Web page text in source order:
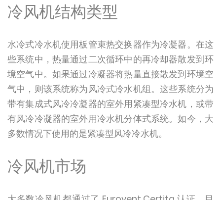
冷风机结构类型
水冷式冷水机使用板管束热交换器作为冷凝器。在这
些系统中，热量通过二次循环中的再冷却器散发到环
境空气中。如果通过冷凝器将热量直接散发到环境空
气中，则该系统称为风冷式冷水机组。这些系统分为
带有集成式风冷冷凝器的室外用紧凑型冷水机，或带
有风冷冷凝器的室外用冷水机分体式系统。如今，大
多数情况下使用的是紧凑型风冷冷水机。
冷风机市场